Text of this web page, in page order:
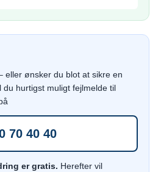
eller ønsker du blot at sikre en
du hurtigst muligt fejlmelde til
70 40 40
er gratis. Herefter vil